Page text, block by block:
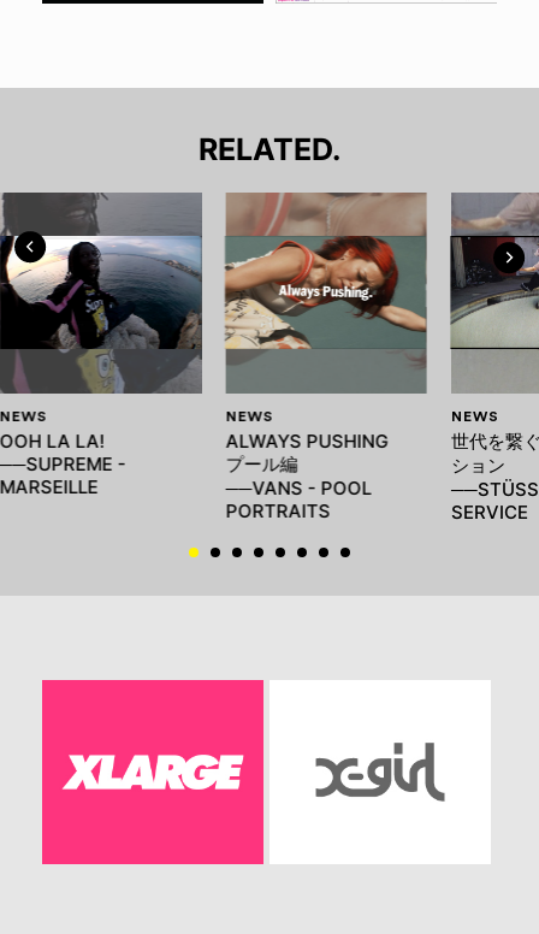
RELATED.
NEWS
OOH LA LA!
──SUPREME -
MARSEILLE
NEWS
ALWAYS PUSHING
プール編
──VANS - POOL
PORTRAITS
NEWS
世代を繋
ション
SERVICE